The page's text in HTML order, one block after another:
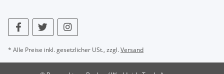
* Alle Preise inkl. gesetzlicher USt., zzgl.Versand